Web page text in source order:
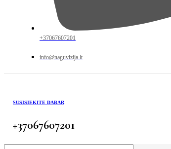
+37067607201
info@naguvizija.lt
SUSISIEKITE DABAR
+37067607201